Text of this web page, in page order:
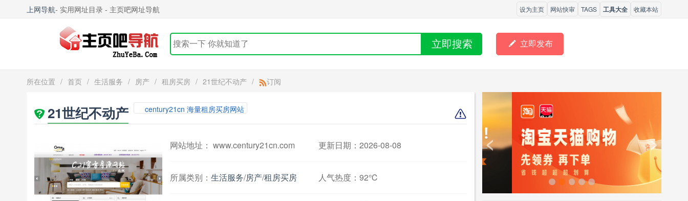
上网导航- 实用网址目录 - 主页吧网址导航 设为主页 网站快审 TAGS 工具大全 收藏本站
立即搜索  立即发布
所在位置 / 首页 / 生活服务 / 房产 / 租房买房 / 21世纪不动产 / 订阅
21世纪不动产 century21cn 海量租房买房网站
网站地址： www.century21cn.com 更新日期：2026-08-08
所属类别： 生活服务/房产/租房买房 人气热度： 92℃
< >